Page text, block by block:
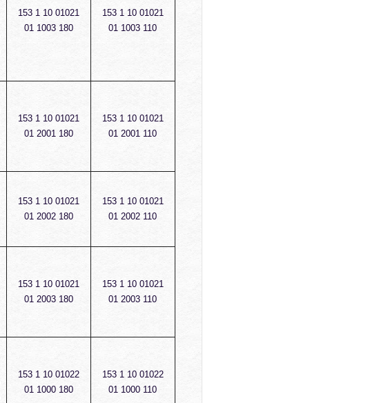
153 1 10 01021
01 1003 180
153 1 10 01021
01 1003 110
153 1 10 01021
01 2001 180
153 1 10 01021
01 2001 110
153 1 10 01021
01 2002 180
153 1 10 01021
01 2002 110
153 1 10 01021
01 2003 180
153 1 10 01021
01 2003 110
153 1 10 01022
01 1000 180
153 1 10 01022
01 1000 110